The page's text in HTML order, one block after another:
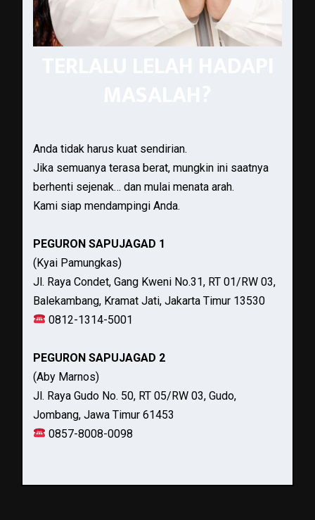
Anda tidak harus kuat sendirian.
Jika semuanya terasa berat, mungkin ini saatnya
berhenti sejenak… dan mulai menata arah.
Kami siap mendampingi Anda.
PEGURON SAPUJAGAD 1
(Kyai Pamungkas)
Jl. Raya Condet, Gang Kweni No.31, RT 01/RW 03,
Balekambang, Kramat Jati, Jakarta Timur 13530
0812-1314-5001
PEGURON SAPUJAGAD 2
(Aby Marnos)
Jl. Raya Gudo No. 50, RT 05/RW 03, Gudo,
Jombang, Jawa Timur 61453
0857-8008-0098